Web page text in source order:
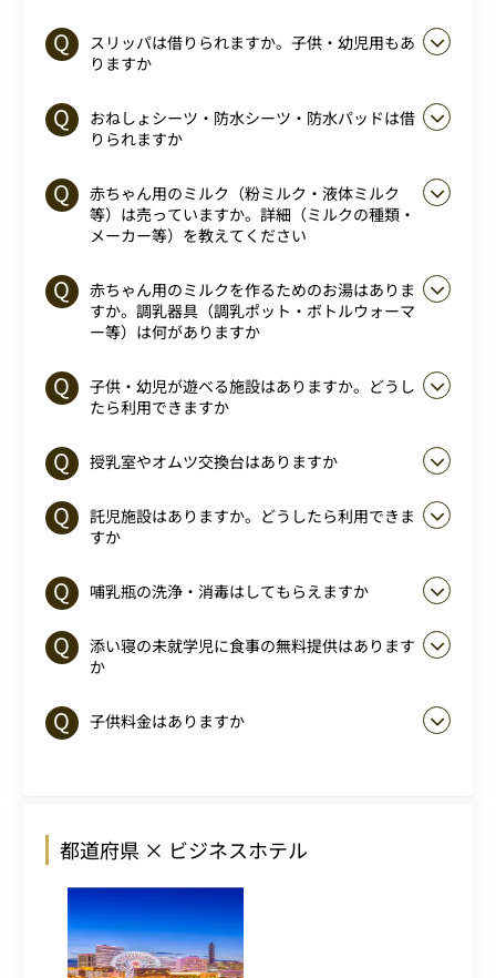
スリッパは借りられますか。子供・幼児用もあ
りますか
おねしょシーツ・防水シーツ・防水パッドは借
りられますか
赤ちゃん用のミルク（粉ミルク・液体ミルク
等）は売っていますか。詳細（ミルクの種類・
メーカー等）を教えてください
赤ちゃん用のミルクを作るためのお湯はありま
すか。調乳器具（調乳ポット・ボトルウォーマ
ー等）は何がありますか
子供・幼児が遊べる施設はありますか。どうし
たら利用できますか
授乳室やオムツ交換台はありますか
託児施設はありますか。どうしたら利用できま
すか
哺乳瓶の洗浄・消毒はしてもらえますか
添い寝の未就学児に食事の無料提供はあります
か
子供料金はありますか
都道府県 × ビジネスホテル